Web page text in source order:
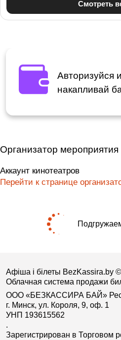
Авторизуйся и
накапливай
Организатор мероприятия
Аккаунт кинотеатров
Перейти к странице
Афіша і білеты BezKassira.by ©
Облачная система продажи
ООО «БЕЗКАССИРА БАЙ»
г. Минск, ул. Короля, 9, оф. 1
УНП 193615562
.
Зарегистрирован в Торговом